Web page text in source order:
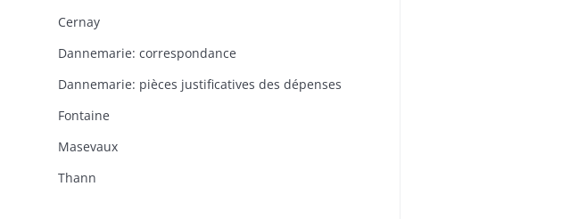
Cernay
Dannemarie: correspondance
Dannemarie: pièces justificatives des dépenses
Fontaine
Masevaux
Thann